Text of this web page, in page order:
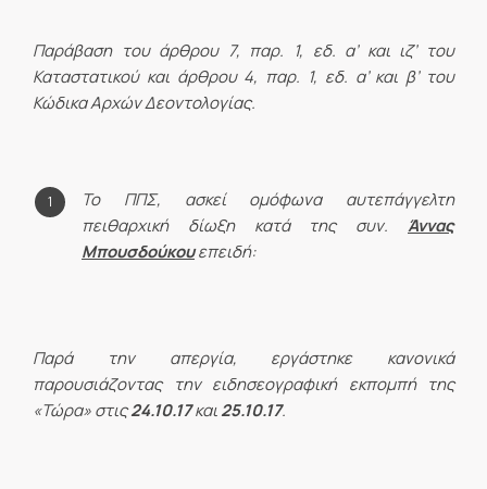
Παράβαση του άρθρου 7, παρ. 1, εδ. α’ και ιζ’ του
Καταστατικού και άρθρου 4, παρ. 1, εδ. α’ και β’ του
Κώδικα Αρχών Δεοντολογίας.
Το ΠΠΣ, ασκεί ομόφωνα αυτεπάγγελτη
πειθαρχική δίωξη κατά της συν. Άννας
Μπουσδούκουεπειδή:
Παρά την απεργία, εργάστηκε κανονικά
παρουσιάζοντας την ειδησεογραφική εκπομπή της
«Τώρα» στις24.10.17και25.10.17.